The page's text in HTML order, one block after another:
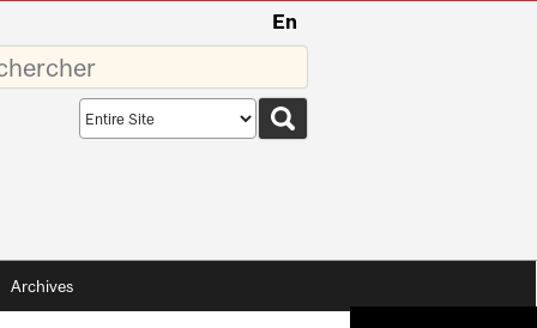
En
Search
scope
Archives